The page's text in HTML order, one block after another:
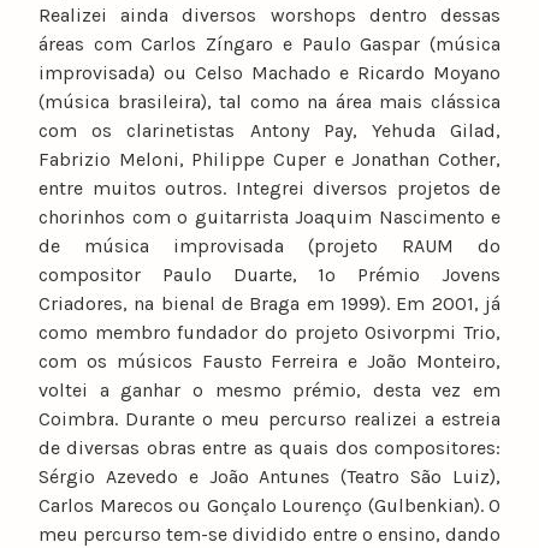
Realizei ainda diversos worshops dentro dessas
áreas com Carlos Zíngaro e Paulo Gaspar (música
improvisada) ou Celso Machado e Ricardo Moyano
(música brasileira), tal como na área mais clássica
com os clarinetistas Antony Pay, Yehuda Gilad,
Fabrizio Meloni, Philippe Cuper e Jonathan Cother,
entre muitos outros. Integrei diversos projetos de
chorinhos com o guitarrista Joaquim Nascimento e
de música improvisada (projeto RAUM do
compositor Paulo Duarte, 1º Prémio Jovens
Criadores, na bienal de Braga em 1999). Em 2001, já
como membro fundador do projeto Osivorpmi Trio,
com os músicos Fausto Ferreira e João Monteiro,
voltei a ganhar o mesmo prémio, desta vez em
Coimbra. Durante o meu percurso realizei a estreia
de diversas obras entre as quais dos compositores:
Sérgio Azevedo e João Antunes (Teatro São Luiz),
Carlos Marecos ou Gonçalo Lourenço (Gulbenkian). O
meu percurso tem-se dividido entre o ensino, dando